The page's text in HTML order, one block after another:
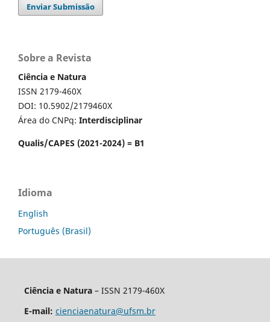
Enviar Submissão
Sobre a Revista
Ciência e Natura
ISSN 2179-460X
DOI: 10.5902/2179460X
Área do CNPq: Interdisciplinar
Qualis/CAPES (2021-2024) = B1
Idioma
English
Português (Brasil)
Ciência e Natura – ISSN 2179-460X
E-mail: cienciaenatura@ufsm.br